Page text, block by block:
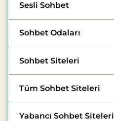
Sesli Sohbet
Sohbet Odaları
Sohbet Siteleri
Tüm Sohbet Siteleri
Yabancı Sohbet Siteleri